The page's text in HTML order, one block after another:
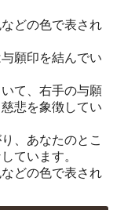
どの色で表され
願印を結んでい
て、右手の与願
悲を象徴してい
、あなたのとこ
ています。
どの色で表され